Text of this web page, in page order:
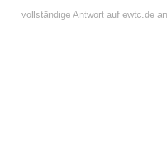
vollständige Antwort auf ewtc.de an